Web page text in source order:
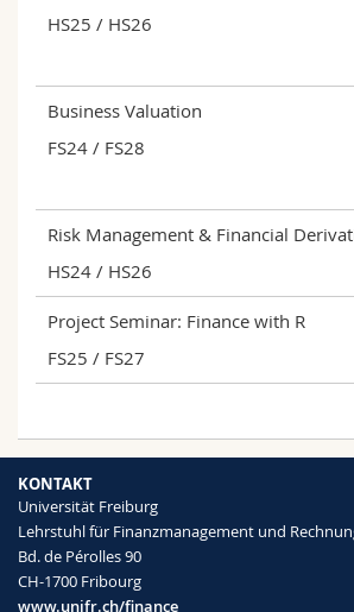
Fak. für Erziehungs- und
Interfakultär
Forschende
Doktorierende
Bibliotheken
Vorlesungsverzeichnis
MyUnifr
HS25 / HS26
Business Valuation
FS24 / FS28
Risk Management & Financial
HS24 / HS26
Project Seminar: Finance with R
FS25 / FS27
KONTAKT
Universität Freiburg
Lehrstuhl für Finanzmanagement und
Bd. de Pérolles 90
CH-1700 Fribourg
www.unifr.ch/finance